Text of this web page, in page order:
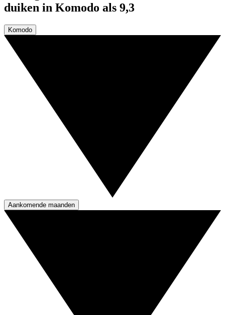
duiken in Komodo als 9,3
Komodo
Aankomende maanden